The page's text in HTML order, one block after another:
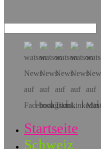
Startseite
Schweiz